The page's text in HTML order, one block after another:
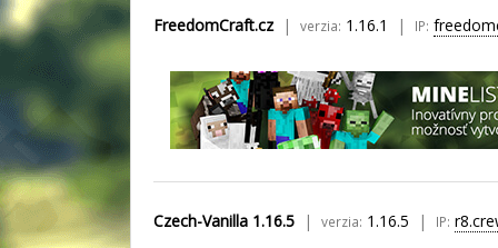
FreedomCraft.cz verzia: 1.16.1 IP:
Czech-Vanilla 1.16.5 verzia: 1.16.5 IP: